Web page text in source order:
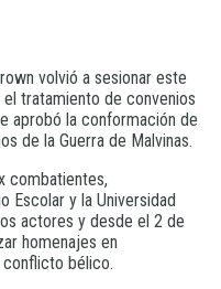
volvió a sesionar este
tratamiento de convenios
aprobó la conformación de
de la Guerra de Malvinas.
combatientes,
Escolar y la Universidad
actores y desde el 2 de
homenajes en
bélico.